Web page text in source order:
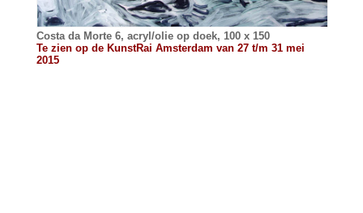
Costa da Morte 6, acryl/olie op doek, 100 x 150
Te zien op de KunstRai Amsterdam van 27 t/m 31 mei
2015